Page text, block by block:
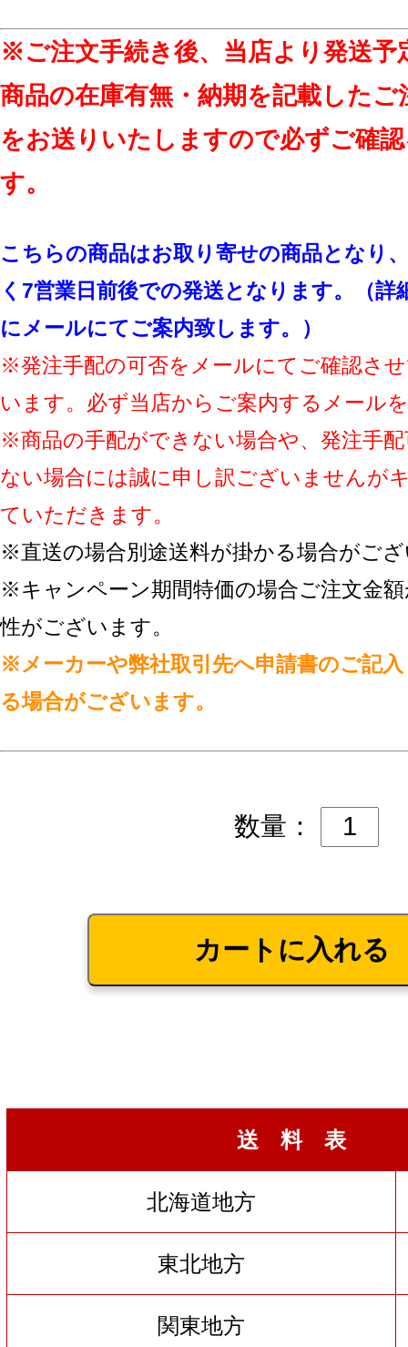
※ご注文手続き後、当店より発送予
商品の在庫有無・納期を記載したご
をお送りいたしますので必ずご確
す。
こちらの商品はお取り寄せの商品となり
く7営業日前後での発送となります。（詳
にメールにてご案内致します。）
※発注手配の可否をメールにてご確認さ
います。必ず当店からご案内するメール
※商品の手配ができない場合や、発注手
ない場合には誠に申し訳ございませんが
ていただきます。
※直送の場合別途送料が掛かる場合がご
※キャンペーン期間特価の場合ご注文金
性がございます。
※メーカーや弊社取引先へ申請書のご記
る場合がございます。
数量：
送 料 表
北海道地方
東北地方
関東地方